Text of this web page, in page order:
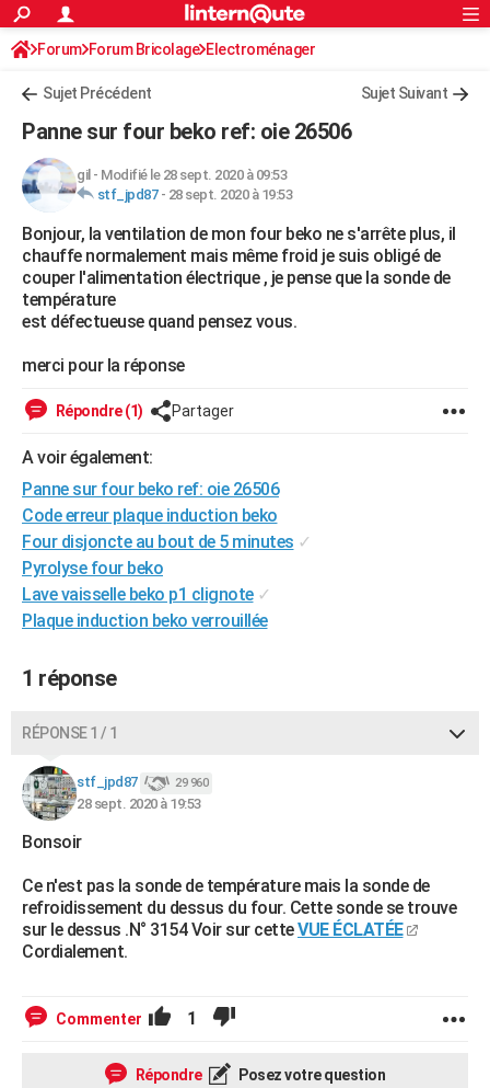
ACTUALITÉS
Politique
Société
Faits Divers
Education
Monde
Villes
+
FINANCE
Retraite
Impôts
Epargne
Immobilier
Risques naturels par ville
Banque
Assurance
Crédit
AUTO
Essais
Réserver un essai
Citadines
Berlines
SUV
Forum auto
+HIGH-TECH
Mobiles
Meilleur smartphone
Internet
Ordinateurs
Jeux vidéo
Guide high-tech
+BRICOLAGE
Forum
Aménagement intérieur
Extérieur
Cuisine
Salle de bains
Jardinage
Rangement
Guides de France
Escapades
Patrimoine
Expositions
Week-end nature
Art de vivre
Bien-être
Loisirs
Mode
Modes de vie
Alimentation
Guide de la santé
Maladies
Médicaments
Sommeil
Destinations
City break
Voyage nature
Voyage de noces
Forum
Climat
+PHOTO
GUIDES D'ACHAT
BONS PLANS
Carte de Noël
Carte Bonne année
Carte Saint-Valentin
Carte Pâques
Carte d'anniversaire
DICTIONNAIRE
Dictionnaire
Biographies
Citations
Expressions
Proverbes
PROGRAMME TV
COPAINS D'AVANT
S'inscrire
Se connecter
Lycées
Collèges
Primaires
Universités
Entreprises
Service militaire
Avis de recherche
Bricolage
Lifestyle
Culture
Sport
Auto
Television
Voyage
Cinema
S'inscrire
Connexion
Forum Forum Bricolage Electroménager
Sujet Précédent Sujet Suivant
Panne sur four beko ref: oie 26506
gil - Modifié le 28 sept. 2020 à 09:53
stf_jpd87- 28 sept. 2020 à 19:53
Bonjour, la ventilation de mon four beko ne s'arrête plus, il
chauffe normalement mais même froid je suis obligé de
couper l'alimentation électrique , je pense que la sonde de
température
est défectueuse quand pensez vous.
merci pour la réponse
Répondre (1) Partager
A voir également:
Panne sur four beko ref: oie 26506
Code erreur plaque induction beko
Four disjoncte au bout de 5 minutes ✓
Pyrolyse four beko
Lave vaisselle beko p1 clignote ✓
Plaque induction beko verrouillée
1 réponse
RÉPONSE 1 / 1
stf_jpd87 29 960
28 sept. 2020 à 19:53
Bonsoir
Ce n'est pas la sonde de température mais la sonde de
refroidissement du dessus du four. Cette sonde se trouve
sur le dessus .N° 3154 Voir sur cetteVUE ÉCLATÉE
Cordialement.
Commenter 1
Répondre Posez votre question